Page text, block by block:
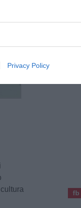
Privacy Policy
fb